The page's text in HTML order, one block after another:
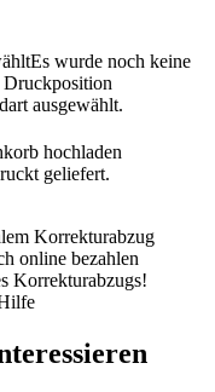
Es wurde noch keine
Druckposition
ausgewählt.
hochladen
geliefert.
Korrekturabzug
online bezahlen
Korrekturabzugs!